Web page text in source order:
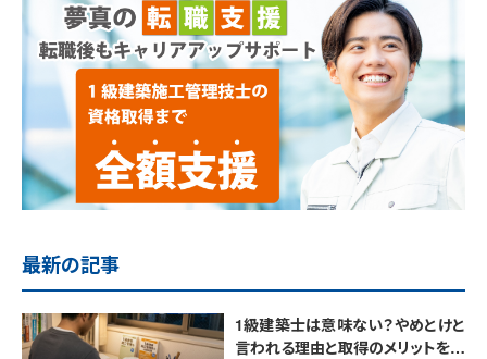
最新の記事
1級建築士は意味ない？やめとけと
言われる理由と取得のメリットを解